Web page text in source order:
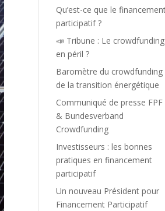
Qu’est-ce que le
participatif ?
📣 Tribune : Le crowdfunding
en péril ?
Baromètre du crowdfunding
de la transition énergétique
Communiqué de presse FPF
& Bundesverband
Crowdfunding
Investisseurs : les bonnes
pratiques en financement
participatif
Un nouveau Président pour
Financement Participatif